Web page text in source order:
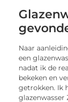
Naar
een
nadat ik de
bekeken en
getrokken. Ik
glazenwasser